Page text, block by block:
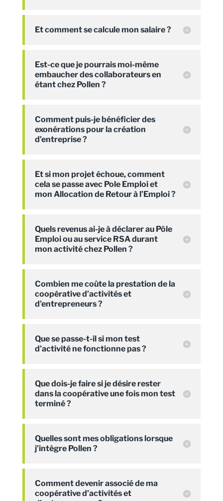
Et comment se calcule mon salaire ?
Est-ce que je pourrais moi-même
embaucher des collaborateurs en
étant chez Pollen ?
Comment puis-je bénéficier des
exonérations pour la création
d’entreprise ?
Et si mon projet échoue, comment
cela se passe avec Pole Emploi et
mon Allocation de Retour à l’Emploi ?
Quels revenus ai-je à déclarer au Pôle
Emploi ou au service RSA durant
mon activité chez Pollen ?
Combien me coûte la prestation de la
coopérative d’activités et
d’entrepreneurs ?
Que se passe-t-il si mon test
d’activité ne fonctionne pas ?
Que dois-je faire si je désire rester
dans la coopérative une fois mon test
terminé ?
Quelles sont mes obligations lorsque
j’intègre Pollen ?
Comment devenir associé de ma
coopérative d’activités et